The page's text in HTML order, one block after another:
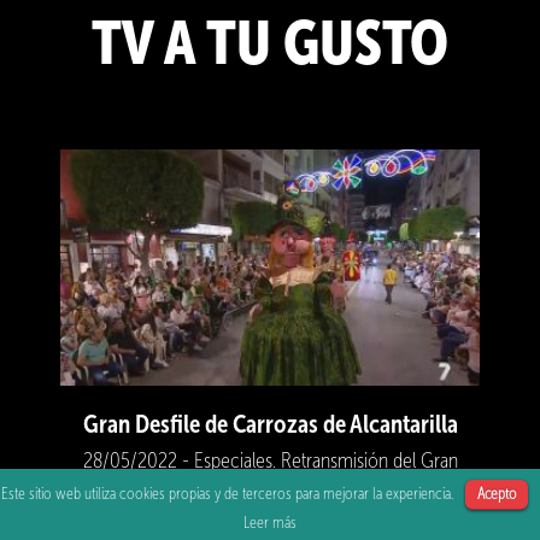
Este sitio web utiliza cookies propias y de terceros para mejorar la experiencia. Acepto
Leer más
TV A TU GUSTO
Gran Desfile de Carrozas de Alcantarilla
28/05/2022 - Especiales. Retransmisión del Gran
desfile de carrozas. Fiestas de la Bruja de Alcantarilla